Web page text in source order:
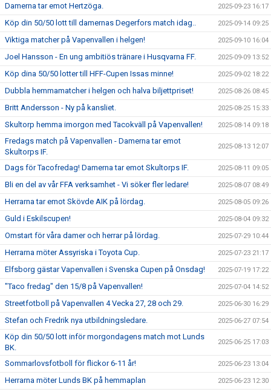
Damerna tar emot Hertzöga. 2025-09-23 16:17
Köp din 50/50 lott till damernas Degerfors match idag.. 2025-09-14 09:25
Viktiga matcher på Vapenvallen i helgen! 2025-09-10 16:04
Joel Hansson - En ung ambitiös tränare i Husqvarna FF. 2025-09-09 13:52
Köp dina 50/50 lotter till HFF-Cupen Issas minne! 2025-09-02 18:22
Dubbla hemmamatcher i helgen och halva biljettpriset! 2025-08-26 08:45
Britt Andersson - Ny på kansliet. 2025-08-25 15:33
Skultorp hemma imorgon med Tacokväll på Vapenvallen! 2025-08-14 09:18
Fredags match på Vapenvallen - Damerna tar emot
Skultorps IF.
2025-08-13 12:07
Dags för Tacofredag! Damerna tar emot Skultorps IF. 2025-08-11 09:05
Bli en del av vår FFA verksamhet - Vi söker fler ledare! 2025-08-07 08:49
Herrarna tar emot Skövde AIK på lördag. 2025-08-05 09:26
Guld i Eskilscupen! 2025-08-04 09:32
Omstart för våra damer och herrar på lördag. 2025-07-29 10:44
Herrarna möter Assyriska i Toyota Cup. 2025-07-23 21:17
Elfsborg gästar Vapenvallen i Svenska Cupen på Onsdag! 2025-07-19 17:22
"Taco fredag" den 15/8 på Vapenvallen! 2025-07-04 14:52
Streetfotboll på Vapenvallen 4 Vecka 27, 28 och 29. 2025-06-30 16:29
Stefan och Fredrik nya utbildningsledare. 2025-06-27 07:54
Köp din 50/50 lott inför morgondagens match mot Lunds
BK.
2025-06-25 17:03
Sommarlovsfotboll för flickor 6-11 år! 2025-06-23 13:04
Herrarna möter Lunds BK på hemmaplan 2025-06-23 12:30